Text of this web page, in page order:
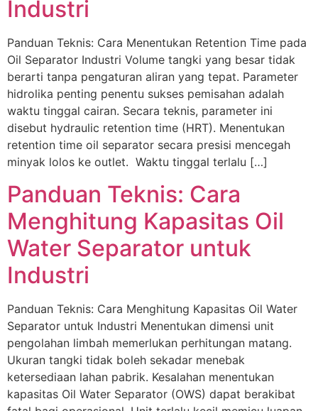
Industri
Panduan Teknis: Cara Menentukan Retention Time pada
Oil Separator Industri Volume tangki yang besar tidak
berarti tanpa pengaturan aliran yang tepat. Parameter
hidrolika penting penentu sukses pemisahan adalah
waktu tinggal cairan. Secara teknis, parameter ini
disebut hydraulic retention time (HRT). Menentukan
retention time oil separator secara presisi mencegah
minyak lolos ke outlet. Waktu tinggal terlalu […]
Panduan Teknis: Cara
Menghitung Kapasitas Oil
Water Separator untuk
Industri
Panduan Teknis: Cara Menghitung Kapasitas Oil Water
Separator untuk Industri Menentukan dimensi unit
pengolahan limbah memerlukan perhitungan matang.
Ukuran tangki tidak boleh sekadar menebak
ketersediaan lahan pabrik. Kesalahan menentukan
kapasitas Oil Water Separator (OWS) dapat berakibat